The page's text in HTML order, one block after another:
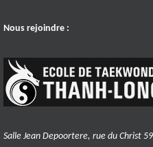
Nous rejoindre :
Salle Jean Depoortere, rue du Christ